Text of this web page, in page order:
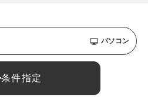
条件指定
パソコン